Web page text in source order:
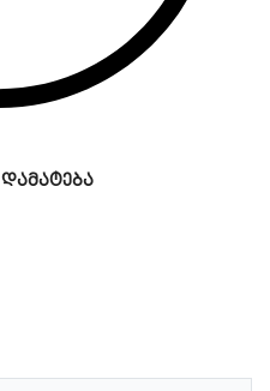
დამატება